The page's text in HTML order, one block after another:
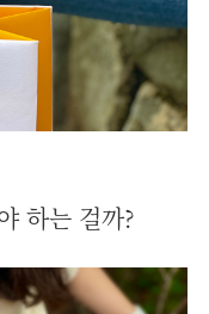
하는 걸까?